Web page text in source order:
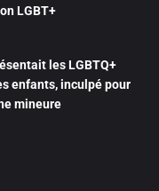
LGBT+
les LGBTQ+
enfants, inculpé pour
mineure